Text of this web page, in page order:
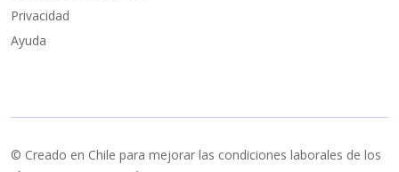
Privacidad
Ayuda
© Creado en Chile para mejorar las condiciones laborales de los